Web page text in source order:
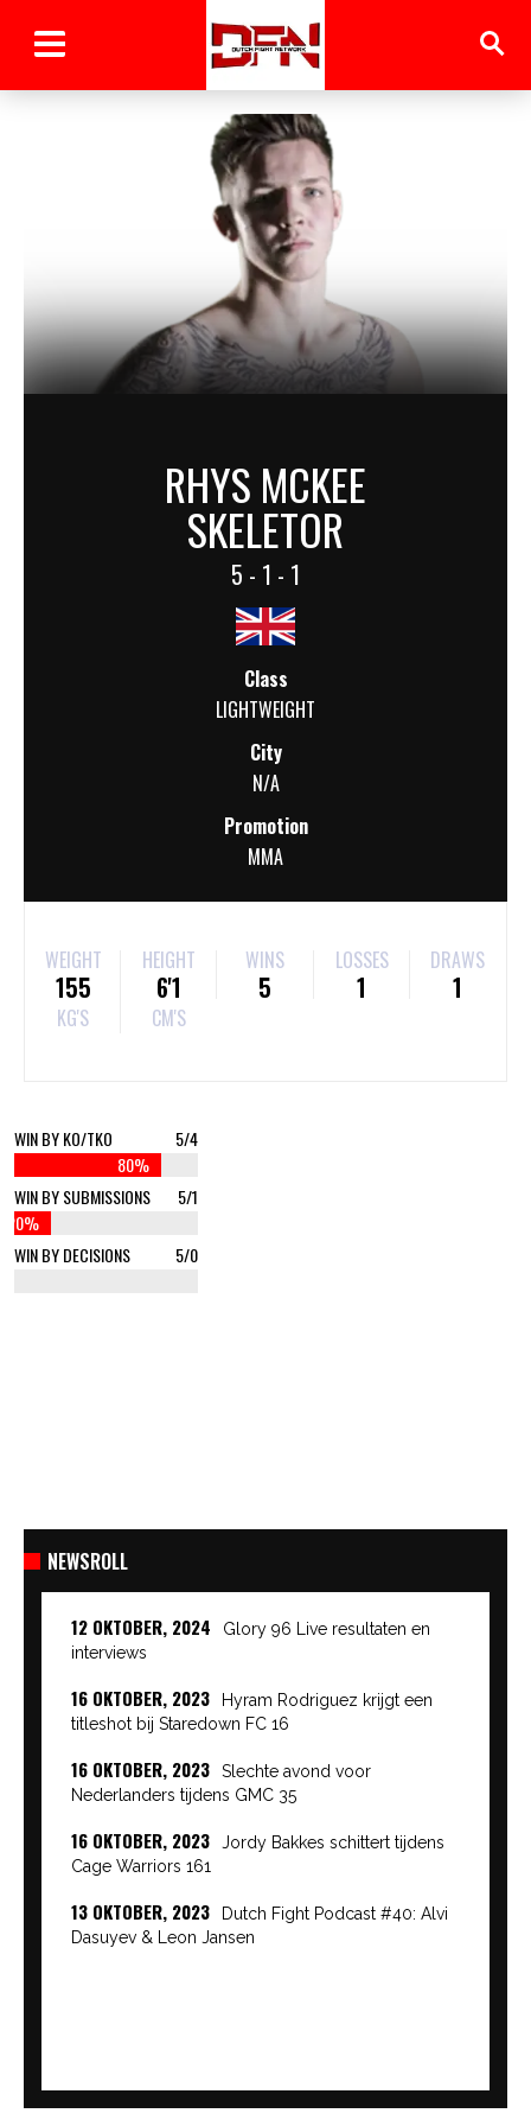
RHYS MCKEE
SKELETOR
5 - 1 - 1
Class
LIGHTWEIGHT
City
N/A
Promotion
MMA
WEIGHT
155
KG'S
HEIGHT
6'1
CM'S
WINS
5
LOSSES
1
DRAWS
1
WIN BY KO/TKO
5/4
80%
WIN BY SUBMISSIONS
5/1
20%
WIN BY DECISIONS
5/0
NEWSROLL
12 OKTOBER, 2024
Glory 96 Live resultaten en
interviews
16 OKTOBER, 2023
Hyram Rodriguez krijgt een
titleshot bij Staredown FC 16
16 OKTOBER, 2023
Slechte avond voor
Nederlanders tijdens GMC 35
16 OKTOBER, 2023
Jordy Bakkes schittert tijdens
Cage Warriors 161
13 OKTOBER, 2023
Dutch Fight Podcast #40: Alvi
Dasuyev & Leon Jansen